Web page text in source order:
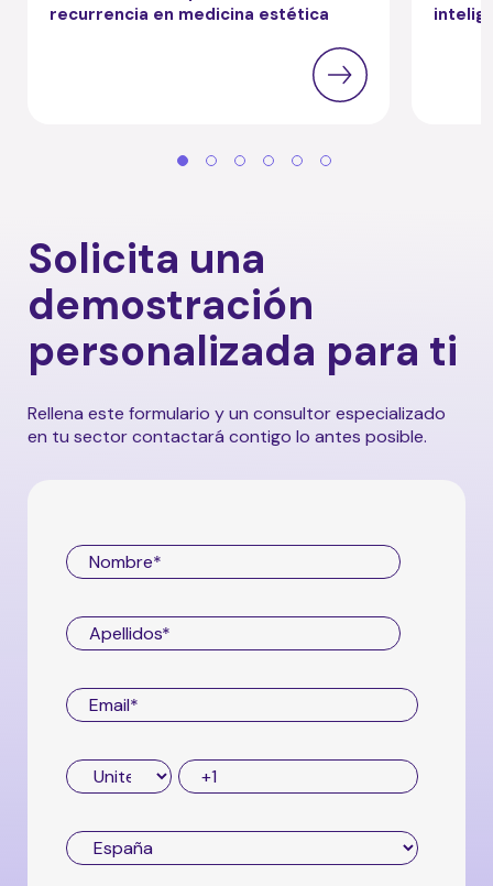
recurrencia en medicina estética
Solicita una
demostración
personalizada para ti
Rellena este formulario y un consultor especializado
en tu sector contactará contigo lo antes posible.